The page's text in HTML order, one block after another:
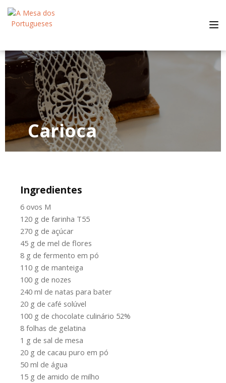
Carioca
Ingredientes
6 ovos M
120 g de farinha T55
270 g de açúcar
45 g de mel de flores
8 g de fermento em pó
110 g de manteiga
100 g de nozes
240 ml de natas para bater
20 g de café solúvel
100 g de chocolate culinário 52%
8 folhas de gelatina
1 g de sal de mesa
20 g de cacau puro em pó
50 ml de água
15 g de amido de milho